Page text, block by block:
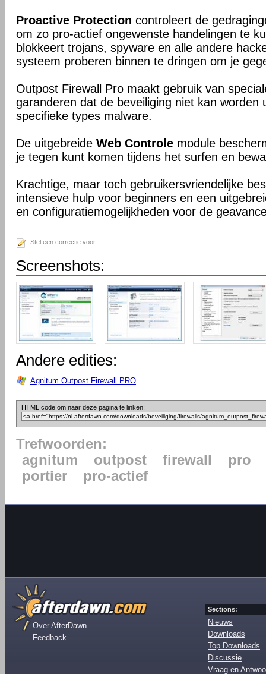
Proactive Protection controleert de
om zo pro-actief ongewenste handelingen te
blokkeert trojans, spyware en alle andere
systeem proberen binnen te dringen om je
Outpost Firewall Pro maakt gebruik van
garanderen dat de beveiliging niet kan worden
specifieke types malware.
De uitgebreide Web Controle module
je tegen kunt komen tijdens het surfen en
Krachtige, maar toch gebruikersvriendelijke
intensieve hulp voor beginners en een
en configuratiemogelijkheden voor de
Stel een correctie voor
Screenshots:
Andere edities:
Agnitum Outpost Firewall PRO
HTML code om naar deze pagina te linken:
Trefwoorden:
agnitum
outpost firewall
pro
portier
pro-actief
Over AfterDawn
Feedback
Sections:
Nieuws
Downloads
Top Downloads
Discussie
Vraag en